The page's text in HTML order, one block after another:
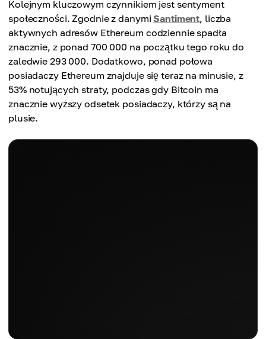
Kolejnym kluczowym czynnikiem jest sentyment
społeczności. Zgodnie z danymiSantiment, liczba
aktywnych adresów Ethereum codziennie spadła
znacznie, z ponad 700 000 na początku tego roku do
zaledwie 293 000. Dodatkowo, ponad połowa
posiadaczy Ethereum znajduje się teraz na minusie, z
53% notujących straty, podczas gdy Bitcoin ma
znacznie wyższy odsetek posiadaczy, którzy są na
plusie.